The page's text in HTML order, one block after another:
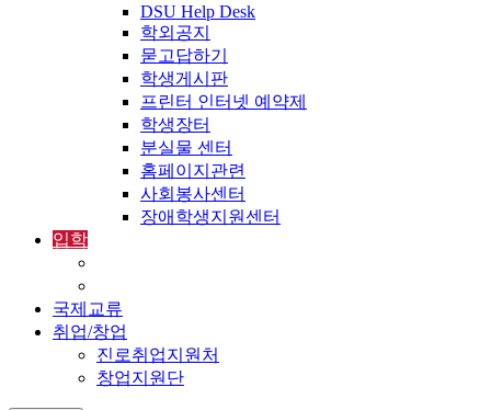
DSU Help Desk
학외공지
묻고답하기
학생게시판
프린터 인터넷 예약제
학생장터
분실물 센터
홈페이지관련
사회봉사센터
장애학생지원센터
입학
국제교류
취업/창업
진로취업지원처
창업지원단